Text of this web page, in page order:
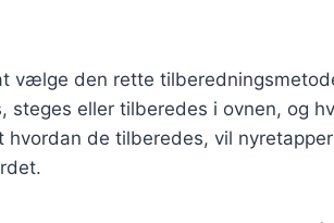
vælge den rette
steges eller tilberedes i ovnen, og
hvordan de tilberedes, vil